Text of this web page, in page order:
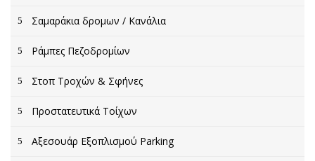
Σαμαράκια δρομων / Κανάλια
Ράμπες Πεζοδρομίων
Στοπ Τροχών & Σφήνες
Προστατευτικά Τοίχων
Αξεσουάρ Εξοπλισμού Parking